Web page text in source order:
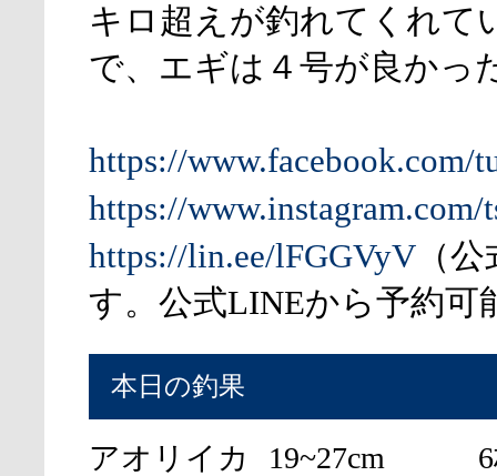
キロ超えが釣れてくれて
で、エギは４号が良かっ
https://www.facebook.com/
https://www.instagram.com/
https://lin.ee/lFGGVyV （
す。公式LINEから予約可
本日の釣果
アオリイカ 19~27cm